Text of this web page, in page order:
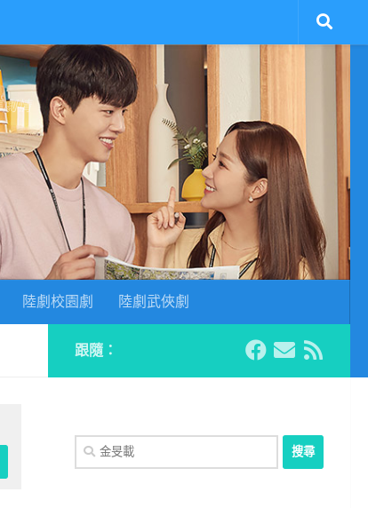
情
陸劇校園劇 陸劇武俠劇
跟隨：
搜
尋